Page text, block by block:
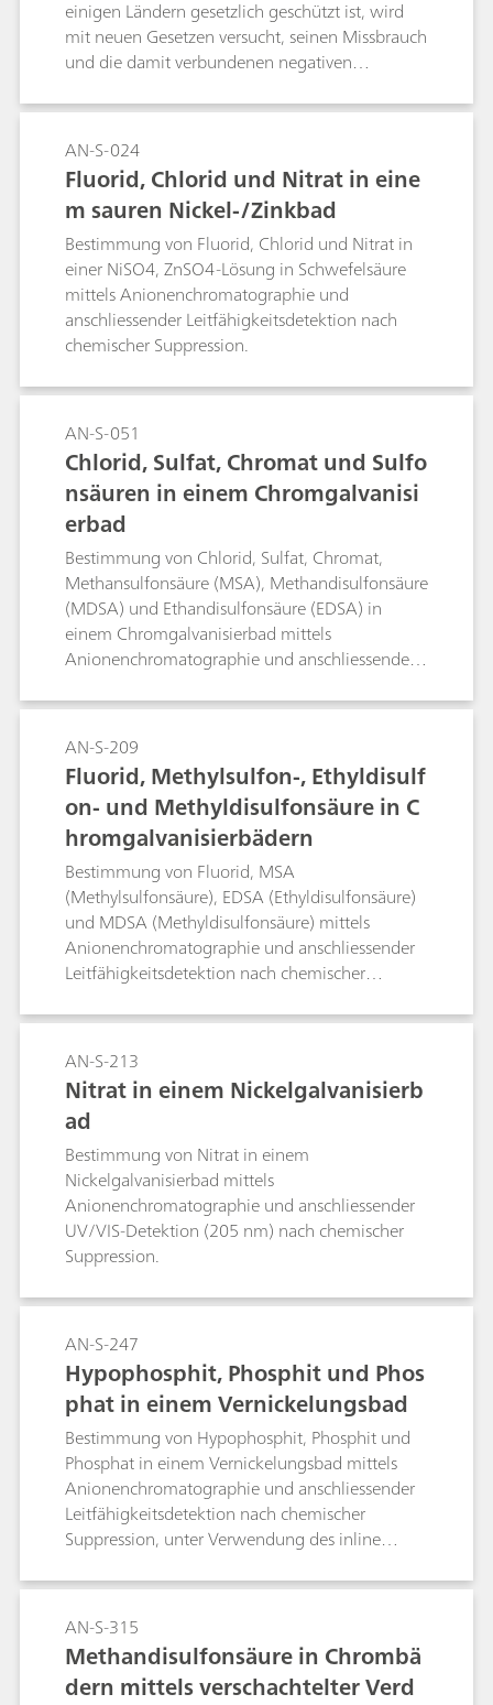
einigen Ländern gesetzlich geschützt ist, wird
mit neuen Gesetzen versucht, seinen Missbrauch
und die damit verbundenen negativen
reduzieren. Der MIRA XTR DS von Metrohm
Raman ermöglicht einen schnellen und
empfindlichen Nachweis von DMT im Feld.
AN-S-024
Fluorid, Chlorid und Nitrat in eine
m sauren Nickel-/Zinkbad
Bestimmung von Fluorid, Chlorid und Nitrat in
einer NiSO4, ZnSO4-Lösung in Schwefelsäure
mittels Anionenchromatographie und
anschliessender Leitfähigkeitsdetektion nach
chemischer Suppression.
AN-S-051
Chlorid, Sulfat, Chromat und Sulfo
nsäuren in einem Chromgalvanisi
erbad
Bestimmung von Chlorid, Sulfat, Chromat,
Methansulfonsäure (MSA), Methandisulfonsäure
(MDSA) und Ethandisulfonsäure (EDSA) in
einem Chromgalvanisierbad mittels
Anionenchromatographie und anschliessender
Suppression.
AN-S-209
Fluorid, Methylsulfon-, Ethyldisulf
on- und Methyldisulfonsäure in C
hromgalvanisierbädern
Bestimmung von Fluorid, MSA
(Methylsulfonsäure), EDSA (Ethyldisulfonsäure)
und MDSA (Methyldisulfonsäure) mittels
Anionenchromatographie und anschliessender
Leitfähigkeitsdetektion nach chemischer
AN-S-213
Nitrat in einem Nickelgalvanisierb
ad
Bestimmung von Nitrat in einem
Nickelgalvanisierbad mittels
Anionenchromatographie und anschliessender
UV/VIS-Detektion (205 nm) nach chemischer
Suppression.
AN-S-247
Hypophosphit, Phosphit und Phos
phat in einem Vernickelungsbad
Bestimmung von Hypophosphit, Phosphit und
Phosphat in einem Vernickelungsbad mittels
Anionenchromatographie und anschliessender
Leitfähigkeitsdetektion nach chemischer
Suppression, unter Verwendung des inline
AN-S-315
Methandisulfonsäure in Chrombä
dern mittels verschachtelter Verd